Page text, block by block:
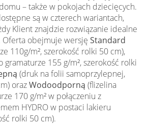
– także w pokojach dziecięcych.
są w czterech wariantach,
Klient znajdzie rozwiązanie idealne
obejmuje wersję Standard
110g/m², szerokość rolki 50 cm),
gramaturze 155 g/m², szerokość rolki
(druk na folii samoprzylepnej,
orazWodoodporną (flizelina
170 g/m² w połączeniu z
HYDRO w postaci lakieru
rolki 50 cm).